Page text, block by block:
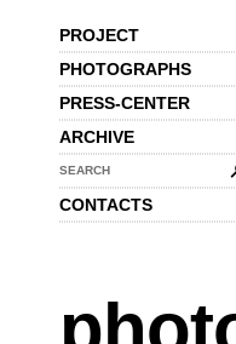
PROJECT
PHOTOGRAPHS
PRESS-CENTER
ARCHIVE
SEARCH
CONTACTS